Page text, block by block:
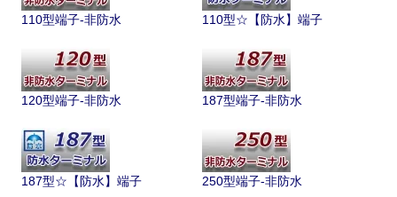
110型端子-非防水 110型☆【防水】端子
120型端子-非防水 187型端子-非防水
187型☆【防水】端子 250型端子-非防水